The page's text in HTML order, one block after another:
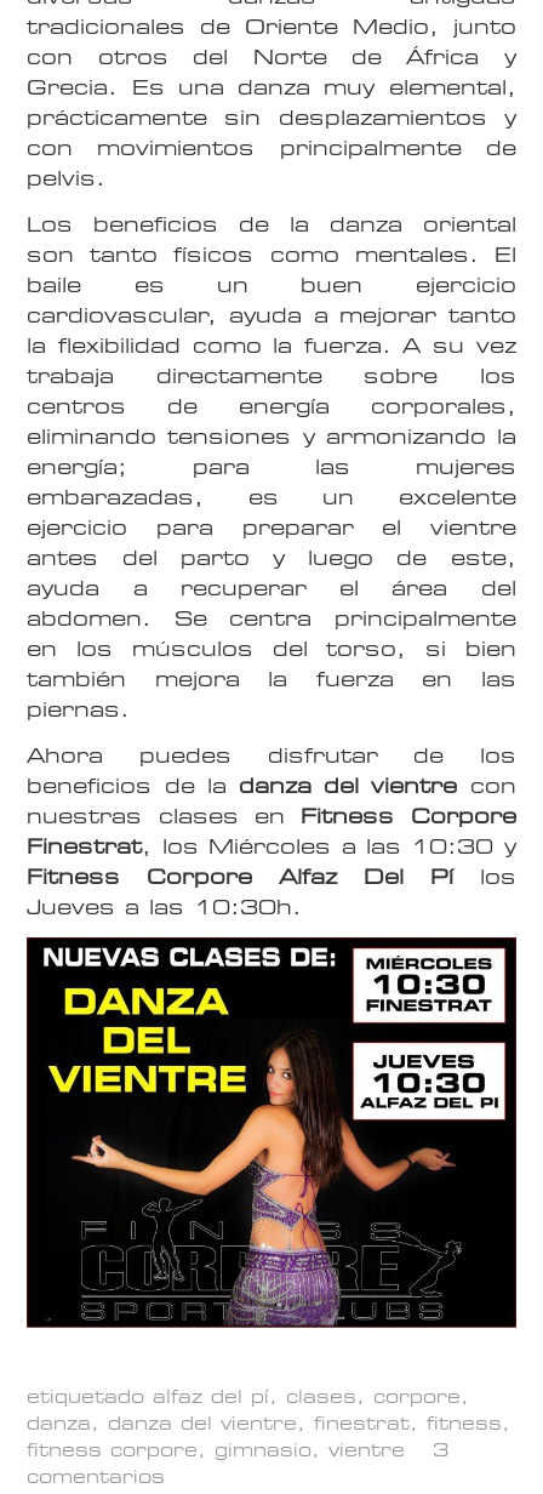
tradicionales de Oriente Medio, junto
con otros del Norte de África y
Grecia. Es una danza muy elemental,
prácticamente sin desplazamientos y
con movimientos principalmente de
pelvis.
Los beneficios de la danza oriental
son tanto físicos como mentales. El
baile es un buen ejercicio
cardiovascular, ayuda a mejorar tanto
la flexibilidad como la fuerza. A su vez
trabaja directamente sobre los
centros de energía corporales,
eliminando tensiones y armonizando la
energía; para las mujeres
embarazadas, es un excelente
ejercicio para preparar el vientre
antes del parto y luego de este,
ayuda a recuperar el área del
abdomen. Se centra principalmente
en los músculos del torso, si bien
también mejora la fuerza en las
piernas.
Ahora puedes disfrutar de los
beneficios de la danza del vientre con
nuestras clases en Fitness Corpore
Finestrat, los Miércoles a las 10:30 y
Fitness Corpore Alfaz Del Pílos
Jueves a las 10:30h.
etiquetadoalfaz del pí, clases, corpore,
danza, danza del vientre,finestrat,fitness,
fitness corpore, gimnasio,vientre
3
comentarios